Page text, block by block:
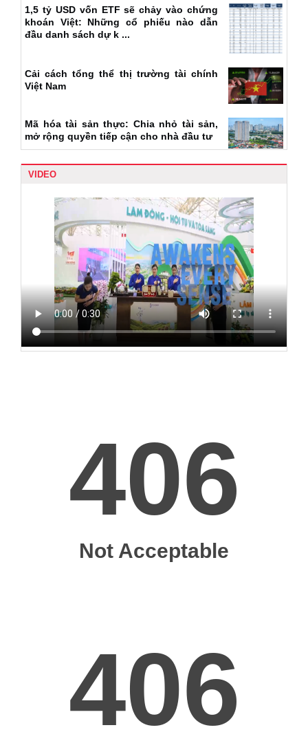
1,5 tỷ USD vốn ETF sẽ chảy vào chứng
khoán Việt: Những cổ phiếu nào dẫn
đầu danh sách dự k ...
Cải cách tổng thể thị trường tài chính
Việt Nam
Mã hóa tài sản thực: Chia nhỏ tài sản,
mở rộng quyền tiếp cận cho nhà đầu tư
VIDEO